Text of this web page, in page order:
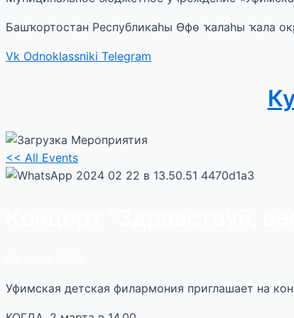
Башҡортостан Республикаһы Өфө ҡалаһы ҡала
Vk Odnoklassniki Telegram
<< All Events
Уфимская детская филармония приглашает на